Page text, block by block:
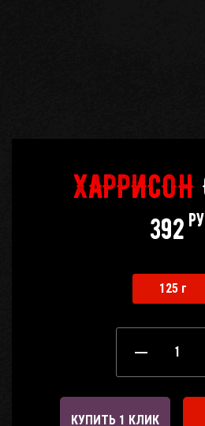
ТелефоныХАРРИСОН
392
125 г
КУПИТЬ 1 КЛИК